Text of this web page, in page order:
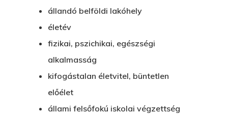
állandó belföldi lakóhely
életév
fizikai, pszichikai, egészségi
alkalmasság
kifogástalan életvitel, büntetlen
előélet
állami felsőfokú iskolai végzettség